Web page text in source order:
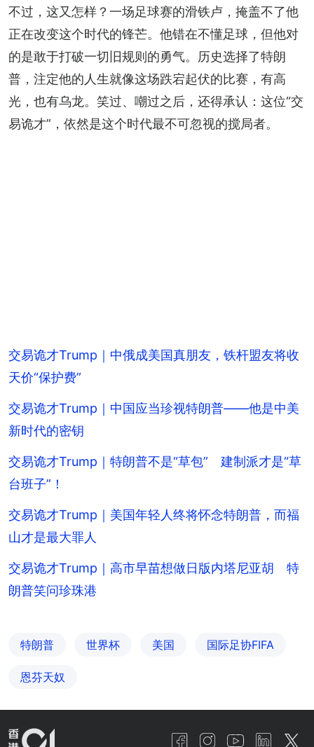
不过，这又怎样？一场足球赛的滑铁卢，掩盖不了他
正在改变这个时代的锋芒。他错在不懂足球，但他对
的是敢于打破一切旧规则的勇气。历史选择了特朗
普，注定他的人生就像这场跌宕起伏的比赛，有高
光，也有乌龙。笑过、嘲过之后，还得承认：这位“交
易诡才”，依然是这个时代最不可忽视的搅局者。
交易诡才Trump｜中俄成美国真朋友，铁杆盟友将收
天价“保护费”
交易诡才Trump｜中国应当珍视特朗普——他是中美
新时代的密钥
交易诡才Trump｜特朗普不是“草包” 建制派才是“草
台班子”！
交易诡才Trump｜美国年轻人终将怀念特朗普，而福
山才是最大罪人
交易诡才Trump｜高市早苗想做日版内塔尼亚胡 特
朗普笑问珍珠港
特朗普 世界杯 美国 国际足协FIFA
恩芬天奴